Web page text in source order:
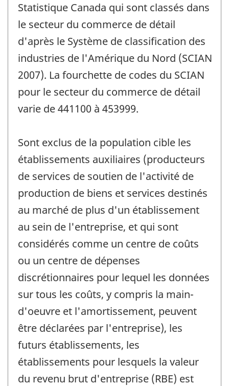
Statistique Canada qui sont classés dans
le secteur du commerce de détail
d'après le Système de classification des
industries de l'Amérique du Nord (SCIAN
2007). La fourchette de codes du SCIAN
pour le secteur du commerce de détail
varie de 441100 à 453999.
Sont exclus de la population cible les
établissements auxiliaires (producteurs
de services de soutien de l'activité de
production de biens et services destinés
au marché de plus d'un établissement
au sein de l'entreprise, et qui sont
considérés comme un centre de coûts
ou un centre de dépenses
discrétionnaires pour lequel les données
sur tous les coûts, y compris la main-
d'oeuvre et l'amortissement, peuvent
être déclarées par l'entreprise), les
futurs établissements, les
établissements pour lesquels la valeur
du revenu brut d'entreprise (RBE) est